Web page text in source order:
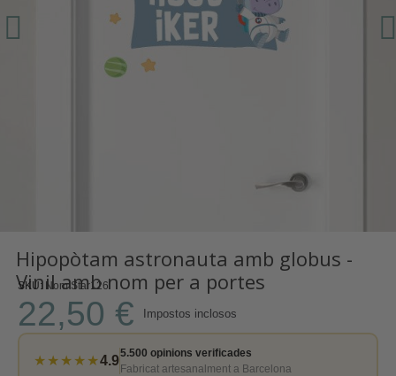
Hipopòtam astronauta amb globus -
Vinil amb nom per a portes
SKU Nom Star126
22,50 € Impostos inclosos
★★★★★4.9
5.500 opinions verificades
Fabricat artesanalment a Barcelona